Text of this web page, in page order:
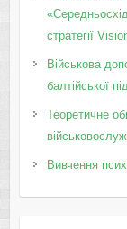
стратегії
Військова
балтійської
Теоретичне
Вивчення